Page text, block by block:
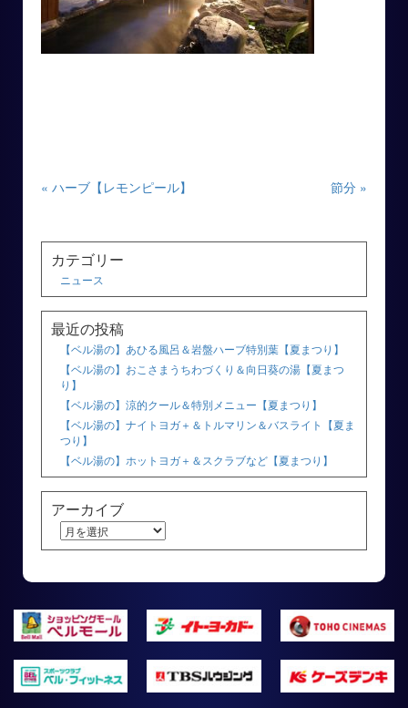
« ハーブ【レモンピール】 節分 »
カテゴリー
ニュース
最近の投稿
【ベル湯の】あひる風呂＆岩盤ハーブ特別葉【夏まつり】
【ベル湯の】おこさまうちわづくり＆向日葵の湯【夏まつ
り】
【ベル湯の】涼的クール＆特別メニュー【夏まつり】
【ベル湯の】ナイトヨガ＋＆トルマリン＆バスライト【夏ま
つり】
【ベル湯の】ホットヨガ＋＆スクラブなど【夏まつり】
アーカイブ